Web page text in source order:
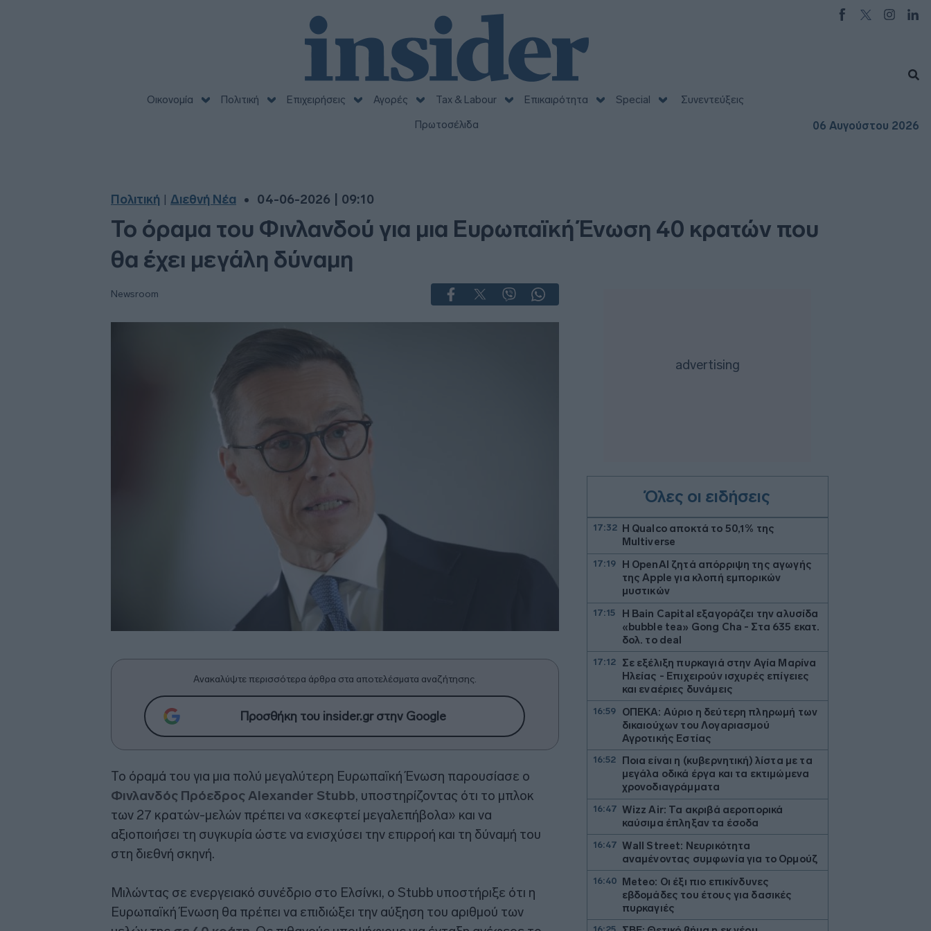
Οικονομία Πολιτική Επιχειρήσεις Αγορές Tax & Labour Επικαιρότητα Special
Συνεντεύξεις
Πρωτοσέλιδα
06 Αυγούστου 2026
Πολιτική Διεθνή Νέα 04-06-2026 | 09:10
Το όραμα του Φινλανδού για μια Ευρωπαϊκή Ένωση 40 κρατών που
θα έχει μεγάλη δύναμη
Newsroom
Ανακαλύψτε περισσότερα άρθρα στα αποτελέσματα αναζήτησης.
Προσθήκη του insider.gr στην Google
Το όραμά του για μια πολύ μεγαλύτερη Ευρωπαϊκή Ένωση παρουσίασε ο
Φινλανδός Πρόεδρος Alexander Stubb, υποστηρίζοντας ότι το μπλοκ
των 27 κρατών-μελών πρέπει να «σκεφτεί μεγαλεπήβολα» και να
αξιοποιήσει τη συγκυρία ώστε να ενισχύσει την επιρροή και τη δύναμή του
στη διεθνή σκηνή.
Μιλώντας σε ενεργειακό συνέδριο στο Ελσίνκι, ο Stubb υποστήριξε ότι η
Ευρωπαϊκή Ένωση θα πρέπει να επιδιώξει την αύξηση του αριθμού των
Όλες οι ειδήσεις
17:32
Η Qualco αποκτά το 50,1% της
Multiverse
17:19
Η OpenAI ζητά απόρριψη της αγωγής
της Apple για κλοπή εμπορικών
μυστικών
17:15
Η Bain Capital εξαγοράζει την αλυσίδα
«bubble tea» Gong Cha - Στα 635 εκατ.
δολ. το deal
17:12
Σε εξέλιξη πυρκαγιά στην Αγία Μαρίνα
Ηλείας - Επιχειρούν ισχυρές επίγειες
και εναέριες δυνάμεις
16:59
ΟΠΕΚΑ: Αύριο η δεύτερη πληρωμή των
δικαιούχων του Λογαριασμού
Αγροτικής Εστίας
16:52
Ποια είναι η (κυβερνητική) λίστα με τα
μεγάλα οδικά έργα και τα εκτιμώμενα
χρονοδιαγράμματα
16:47 Wizz Air: Τα ακριβά αεροπορικά
καύσιμα έπληξαν τα έσοδα
16:47 Wall Street: Νευρικότητα
αναμένοντας συμφωνία για το Ορμούζ
16:40 Μeteo: Οι έξι πιο επικίνδυνες
εβδομάδες του έτους για δασικές
πυρκαγιές